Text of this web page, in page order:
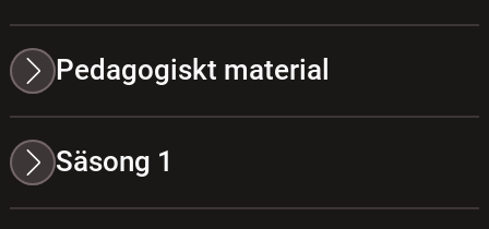
Pedagogiskt material
Säsong 1